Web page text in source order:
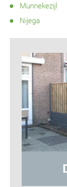
Munnekezijl
Nijega